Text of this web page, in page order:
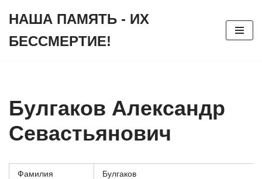
к
НАША ПАМЯТЬ - ИХ
БЕССМЕРТИЕ!
Булгаков Александр
Севастьянович
Фамилия Булгаков